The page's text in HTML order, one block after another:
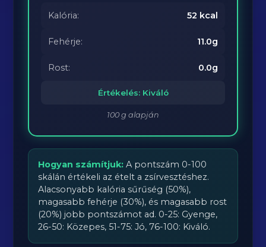
Kalória: 52 kcal
Fehérje: 11.0g
Rost: 0.0g
Értékelés: Kiváló
100 g alapján
Hogyan számítjuk: A pontszám 0-100
skálán értékeli az ételt a zsírvesztéshez.
Alacsonyabb kalória sűrűség (50%),
magasabb fehérje (30%), és magasabb rost
(20%) jobb pontszámot ad. 0-25: Gyenge,
26-50: Közepes, 51-75: Jó, 76-100: Kiváló.